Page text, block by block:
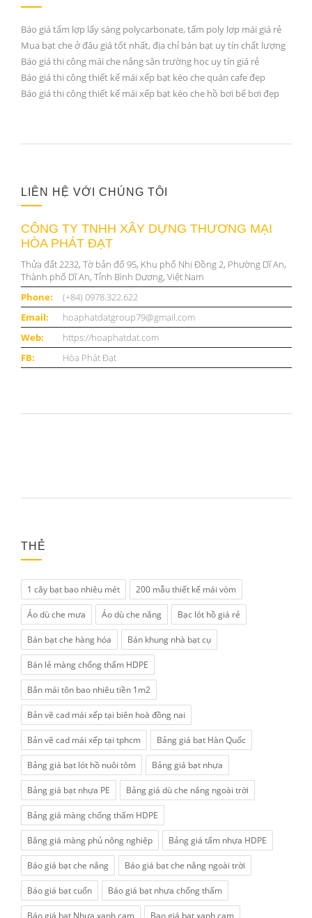
Báo giá tấm lợp lấy sáng polycarbonate, tấm poly lợp mái giá rẻ
Mua bạt che ở đâu giá tốt nhất, địa chỉ bán bạt uy tín chất lượng
Báo giá thi công mái che nắng sân trường học uy tín giá rẻ
Báo giá thi công thiết kế mái xếp bạt kéo che quán cafe đẹp
Báo giá thi công thiết kế mái xếp bạt kéo che hồ bơi bể bơi đẹp
LIÊN HỆ VỚI CHÚNG TÔI
CÔNG TY TNHH XÂY DỰNG THƯƠNG MẠI
HÒA PHÁT ĐẠT
Thửa đất 2232, Tờ bản đố 95, Khu phố Nhị Đồng 2, Phường Dĩ An,
Thành phố Dĩ An, Tỉnh Bình Dương, Việt Nam
Phone:
(+84) 0978.322.622
Email:
hoaphatdatgroup79@gmail.com
Web:
https://hoaphatdat.com
FB:
Hòa Phát Đạt
THẺ
1 cây bạt bao nhiêu mét 200 mẫu thiết kế mái vòm
Áo dù che mưa Áo dù che nắng Bạc lót hồ giá rẻ
Bán bạt che hàng hóa Bán khung nhà bạt cụ
Bán lẻ màng chống thấm HDPE
Bắn mái tôn bao nhiêu tiền 1m2
Bản vẽ cad mái xếp tại biên hoà đồng nai
Bản vẽ cad mái xếp tại tphcm Bảng giá bạt Hàn Quốc
Bảng giá bạt lót hồ nuôi tôm Bảng giá bạt nhựa
Bảng giá bạt nhựa PE Bảng giá dù che nắng ngoài trời
Bảng giá màng chống thấm HDPE
Bằng giá màng phủ nông nghiệp Bảng giá tấm nhựa HDPE
Báo giá bạt che nắng Báo giá bạt che nắng ngoài trời
Báo giá bạt cuốn Báo giá bạt nhựa chống thấm
Báo giá bạt Nhựa xanh cam Bao giá bạt xanh cam